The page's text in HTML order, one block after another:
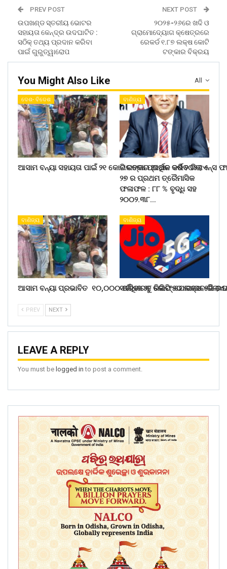
PREV POST
ଉପଖଣ୍ଡ ସ୍ତରୀୟ ଭୋଟର
ସହାୟତା କେନ୍ଦ୍ର ଉଦଘାଟିତ :
ସଠିକ୍ ତଥ୍ୟ ପ୍ରଦାନ କରିବା
ପାଇଁ ଗୁରୁତ୍ୱାରୋପ
NEXT POST
୨୦୨୫-୨୬ରେ ଖଦି ଓ
ଗ୍ରାମୋଦ୍ୟୋଗ କ୍ଷେତ୍ରରେ
ରେକର୍ଡ ୧.୮୭ ଲକ୍ଷ କୋଟି
ଟଙ୍କାର ବିକ୍ରୟ
All
You Might Also Like
ଦେଶ- ବିଦେଶ
ଆସାମ ବନ୍ୟା ସହାୟତା ପାଇଁ ୨୧ କୋଟି ଟଙ୍କା ପ୍ରଦାନ କରିବ ରିଲାଏନ୍ସ
ବାଣିଜ୍ୟ
ନାଲକୋର ଆର୍ଥିକ ବର୍ଷ ୨୦୨୬ –
୨୭ ର ପ୍ରଥମ ତ୍ରୈମାସିକ
ଫଳାଫଳ : ୮୮ % ବୃଦ୍ଧି ସହ
୨୦୦୨.୩୮…
ବାଣିଜ୍ୟ
ଆସାମ ବନ୍ୟା ପ୍ରଭାବିତ ୧୦,୦୦୦ ପରିବାରକୁ ରିଲିଫ୍ ଯୋଗାଇବ
ବାଣିଜ୍ୟ
ସର୍ବାଧିକ ୨୮ କୋଟି ୫୦ ଲକ୍ଷ ୫ଜି
PREV NEXT
LEAVE A REPLY
You must be logged in to post a comment.